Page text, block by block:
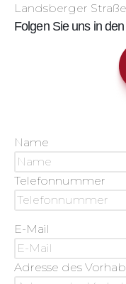
Landsberger
Folgen Sie uns in
Name
Telefonnummer
E-Mail
Adresse des